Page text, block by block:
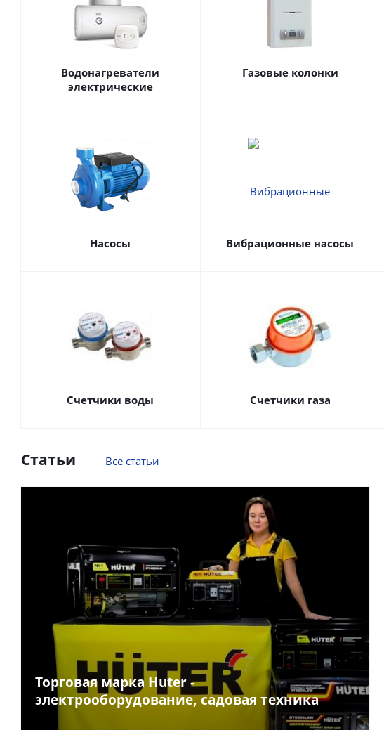
Водонагреватели
электрические
Газовые колонки
Насосы Вибрационные насосы
Счетчики воды Счетчики газа
Статьи Все статьи
Торговая марка Huter -
электрооборудование, садовая техника